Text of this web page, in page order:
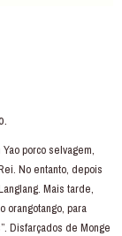
porco selvagem,
No entanto, depois
Mais tarde,
orangotango, para
Disfarçados de Monge